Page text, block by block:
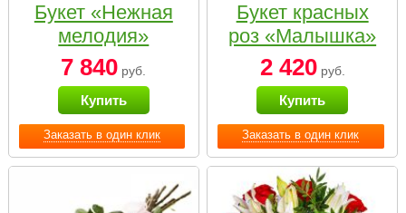
Заказать в один клик
Букет «Нежная
мелодия»
7 840 руб.
Купить
Заказать в один клик
Букет красных
роз «Малышка»
2 420руб.
Купить